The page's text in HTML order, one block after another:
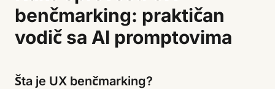
benčmarking: praktičan
vodič sa AI promptovima
Šta je UX benčmarking?